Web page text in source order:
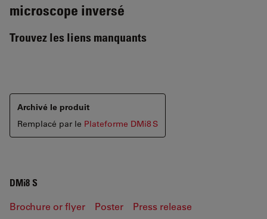
microscope inversé
Trouvez les liens manquants
Archivé le produit
Remplacé par le Plateforme DMi8 S
DMi8 S
Brochure or flyer Poster
Press release